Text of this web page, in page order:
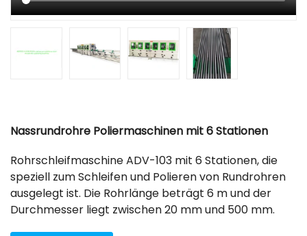
Nassrundrohre Poliermaschinen mit 6 Stationen
Rohrschleifmaschine ADV-103 mit 6 Stationen, die
speziell zum Schleifen und Polieren von Rundrohren
ausgelegt ist. Die Rohrlänge beträgt 6 m und der
Durchmesser liegt zwischen 20 mm und 500 mm.